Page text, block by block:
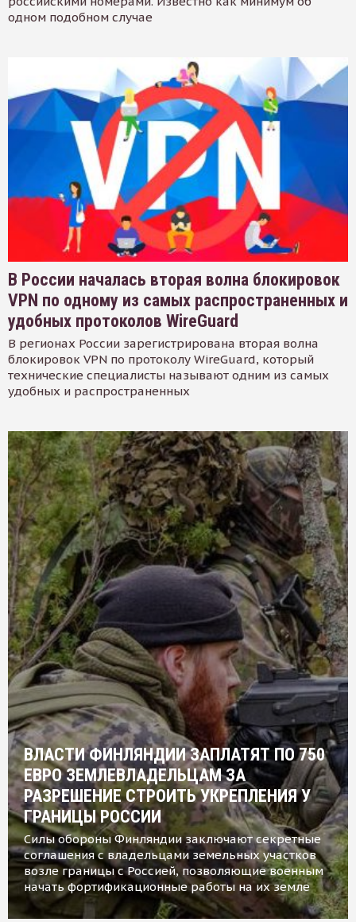
одном подобном случае
В России началась вторая волна блокировок
VPN по одному из самых распространенных и
удобных протоколов WireGuard
В регионах России зарегистрирована вторая волна
блокировок VPN по протоколу WireGuard, который
технические специалисты называют одним из самых
удобных и распространенных
ВЛАСТИ ФИНЛЯНДИИ ЗАПЛАТЯТ ПО 750
ЕВРО ЗЕМЛЕВЛАДЕЛЬЦАМ ЗА
РАЗРЕШЕНИЕ СТРОИТЬ УКРЕПЛЕНИЯ У
ГРАНИЦЫ РОССИИ
Силы обороны Финляндии заключают секретные
соглашения с владельцами земельных участков
возле границы с Россией, позволяющие военным
начать фортификационные работы на их земле